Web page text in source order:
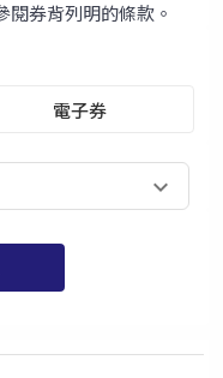
電郵地址登入
閱券背列明的條款。
電子券